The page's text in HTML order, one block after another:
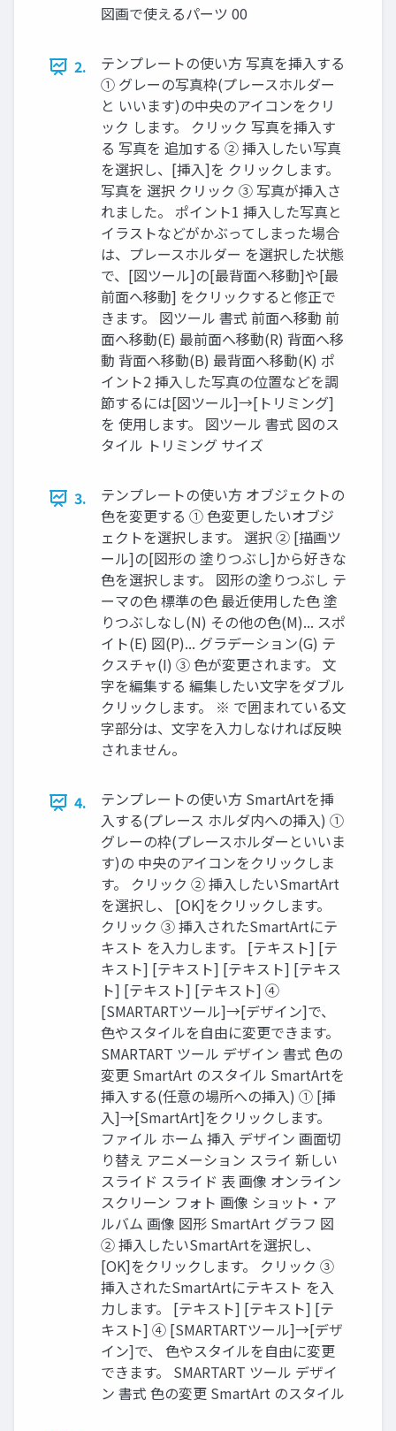
図画で使えるパーツ 00
2.
テンプレートの使い方 写真を挿入する
① グレーの写真枠(プレースホルダー
と いいます)の中央のアイコンをクリ
ック します。 クリック 写真を挿入す
る 写真を 追加する ② 挿入したい写真
を選択し、[挿入]を クリックします。
写真を 選択 クリック ③ 写真が挿入さ
れました。 ポイント1 挿入した写真と
イラストなどがかぶってしまった場合
は、プレースホルダー を選択した状態
で、[図ツール]の[最背面へ移動]や[最
前面へ移動] をクリックすると修正で
きます。 図ツール 書式 前面へ移動 前
面へ移動(E) 最前面へ移動(R) 背面へ移
動 背面へ移動(B) 最背面へ移動(K) ポ
イント2 挿入した写真の位置などを調
節するには[図ツール]→[トリミング]
を 使用します。 図ツール 書式 図のス
タイル トリミング サイズ
3.
テンプレートの使い方 オブジェクトの
色を変更する ① 色変更したいオブジ
ェクトを選択します。 選択 ② [描画ツ
ール]の[図形の 塗りつぶし]から好きな
色を選択します。 図形の塗りつぶし テ
ーマの色 標準の色 最近使用した色 塗
りつぶしなし(N) その他の色(M)... スポ
イト(E) 図(P)... グラデーション(G) テ
クスチャ(I) ③ 色が変更されます。 文
字を編集する 編集したい文字をダブル
クリックします。 ※ で囲まれている文
字部分は、文字を入力しなければ反映
されません。
4.
テンプレートの使い方 SmartArtを挿
入する(プレース ホルダ内への挿入) ①
グレーの枠(プレースホルダーといいま
す)の 中央のアイコンをクリックしま
す。 クリック ② 挿入したいSmartArt
を選択し、 [OK]をクリックします。
クリック ③ 挿入されたSmartArtにテ
キスト を入力します。 [テキスト] [テ
キスト] [テキスト] [テキスト] [テキス
ト] [テキスト] [テキスト] ④
[SMARTARTツール]→[デザイン]で、
色やスタイルを自由に変更できます。
SMARTART ツール デザイン 書式 色の
変更 SmartArt のスタイル SmartArtを
挿入する(任意の場所への挿入) ① [挿
入]→[SmartArt]をクリックします。
ファイル ホーム 挿入 デザイン 画面切
り替え アニメーション スライ 新しい
スライド スライド 表 画像 オンライン
スクリーン フォト 画像 ショット・ア
ルバム 画像 図形 SmartArt グラフ 図
② 挿入したいSmartArtを選択し、
[OK]をクリックします。 クリック ③
挿入されたSmartArtにテキスト を入
力します。 [テキスト] [テキスト] [テ
キスト] ④ [SMARTARTツール]→[デザ
イン]で、 色やスタイルを自由に変更
できます。 SMARTART ツール デザイ
ン 書式 色の変更 SmartArt のスタイル